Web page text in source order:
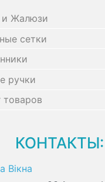
и Жалюзи
сетки
ручки
товаров
КОНТАКТЫ:
Вікна